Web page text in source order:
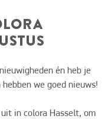
én heb je
we goed nieuws!
in colora Hasselt, om